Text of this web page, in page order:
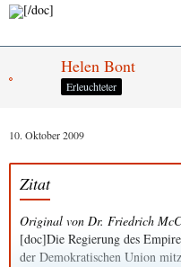
[/doc]
Helen Bont
Erleuchteter
10. Oktober 2009
Zitat
Original von Dr. Friedrich
[doc]Die Regierung des
der Demokratischen Union